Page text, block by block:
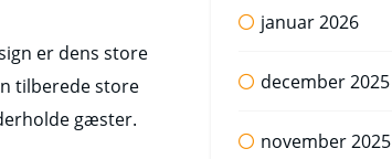
er dens store
tilberede store
gæster.
januar 2026
december 2025
november 2025